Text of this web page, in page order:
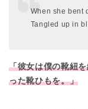
When she bent
Tangled up in
「彼女は僕の靴紐
った靴ひもを。」